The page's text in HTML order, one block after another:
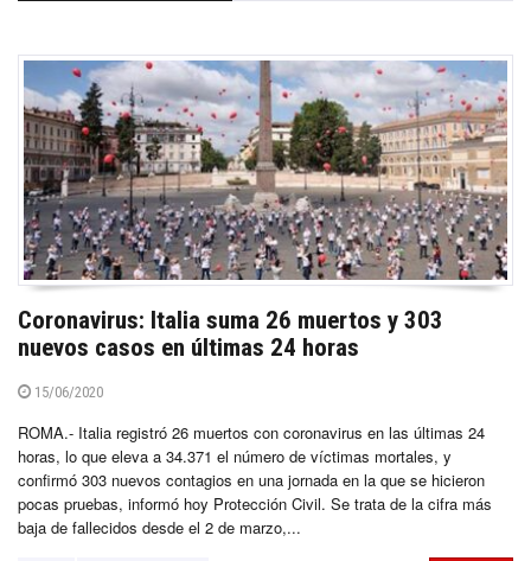
Coronavirus: Italia suma 26 muertos y 303
nuevos casos en últimas 24 horas
15/06/2020
ROMA.- Italia registró 26 muertos con coronavirus en las últimas 24
horas, lo que eleva a 34.371 el número de víctimas mortales, y
confirmó 303 nuevos contagios en una jornada en la que se hicieron
pocas pruebas, informó hoy Protección Civil. Se trata de la cifra más
baja de fallecidos desde el 2 de marzo,...